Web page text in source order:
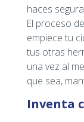
haces
El proceso
empiece tu
tus otras
una vez al
que sea,
Inventa